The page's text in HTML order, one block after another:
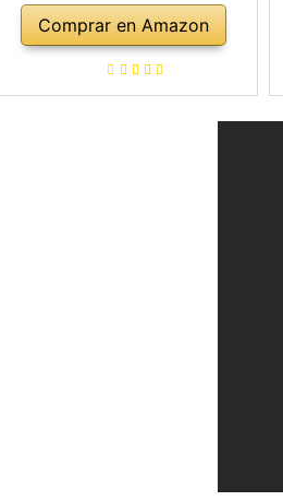
(MUSICA)
Comprar en Amazon